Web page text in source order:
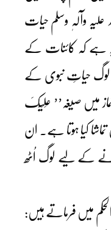
وآلہٖ وسلم حیات
یہ ہے کہ کائنات کے
حیاتِ نبوی کے
میں صیغہ’’ عَلَیْکَ
کیا ہوتا ہے۔ ان
کے لیے لوگ اُٹھ
میں فرماتے ہیں: